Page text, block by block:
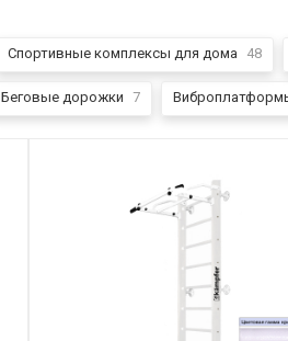
Спортивные комплексы для дома 48
Беговые дорожки 7